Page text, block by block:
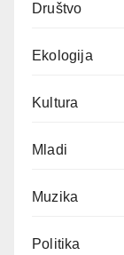
Društvo
Ekologija
Kultura
Mladi
Muzika
Politika